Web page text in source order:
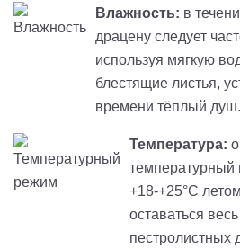
Влажность: в
драцену следует
используя мягкую
блестящие листья,
времени тёплый душ.
Температура:
температурный
+18-+25°C
оставаться
пестролистных